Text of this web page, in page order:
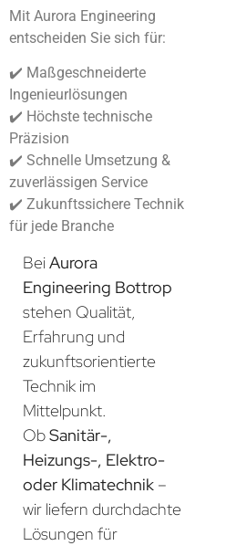
Mit Aurora Engineering
entscheiden Sie sich für:
✔️ Maßgeschneiderte
Ingenieurlösungen
✔️ Höchste technische
Präzision
✔️ Schnelle Umsetzung &
zuverlässigen Service
✔️ Zukunftssichere Technik
für jede Branche
BeiAurora
Engineering Bottrop
stehen Qualität,
Erfahrung und
zukunftsorientierte
Technik im
Mittelpunkt.
ObSanitär-,
Heizungs-, Elektro-
oder Klimatechnik –
wir liefern durchdachte
Lösungen für